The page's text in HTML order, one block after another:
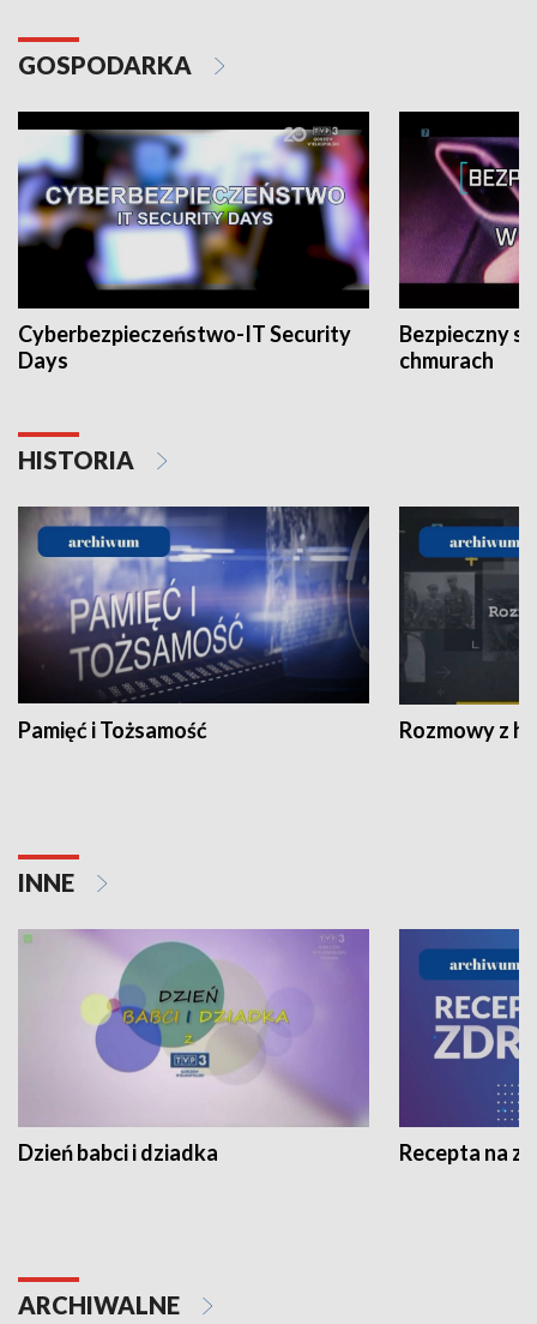
GOSPODARKA
Cyberbezpieczeństwo-IT Security
Days
Bezpieczny
chmurach
HISTORIA
Pamięć i Tożsamość Rozmowy z
INNE
Dzień babci i dziadka Recepta na
ARCHIWALNE